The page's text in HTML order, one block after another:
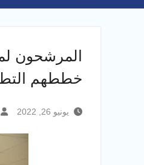
المرشحون
خططهم
يونيو 26, 2022